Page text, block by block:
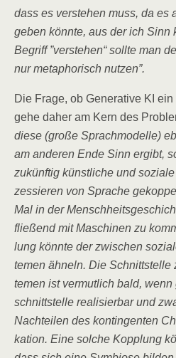
dass es ver­ste­hen muss, da es
geben könn­te, aus der ich Sinn
Begriff ”ver­ste­hen“ soll­te man
nur meta­pho­risch nutzen”.
Die Fra­ge, ob Gene­ra­ti­ve KI
gehe daher am Kern des
die­se (gro­ße Sprach­mo­del­le)
am ande­ren Ende Sinn ergibt,
zukünf­tig künst­li­che und
zes­sie­ren von Spra­che
Mal in der
flie­ßend mit Maschi­nen zu
lung könn­te der zwi­schen
te­men ähneln. Die
te­men ist ver­mut­lich bald,
schnitt­stel­le rea­li­sier­bar und
Nach­tei­len des kon­tin­gen­ten
ka­ti­on. Eine sol­che Kopp­lung